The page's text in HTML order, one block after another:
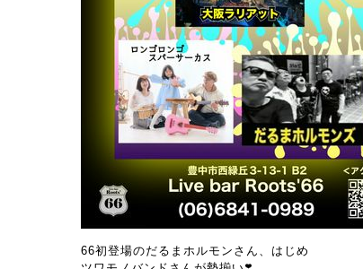
66初登場のだるまホルモンさん、はじめ